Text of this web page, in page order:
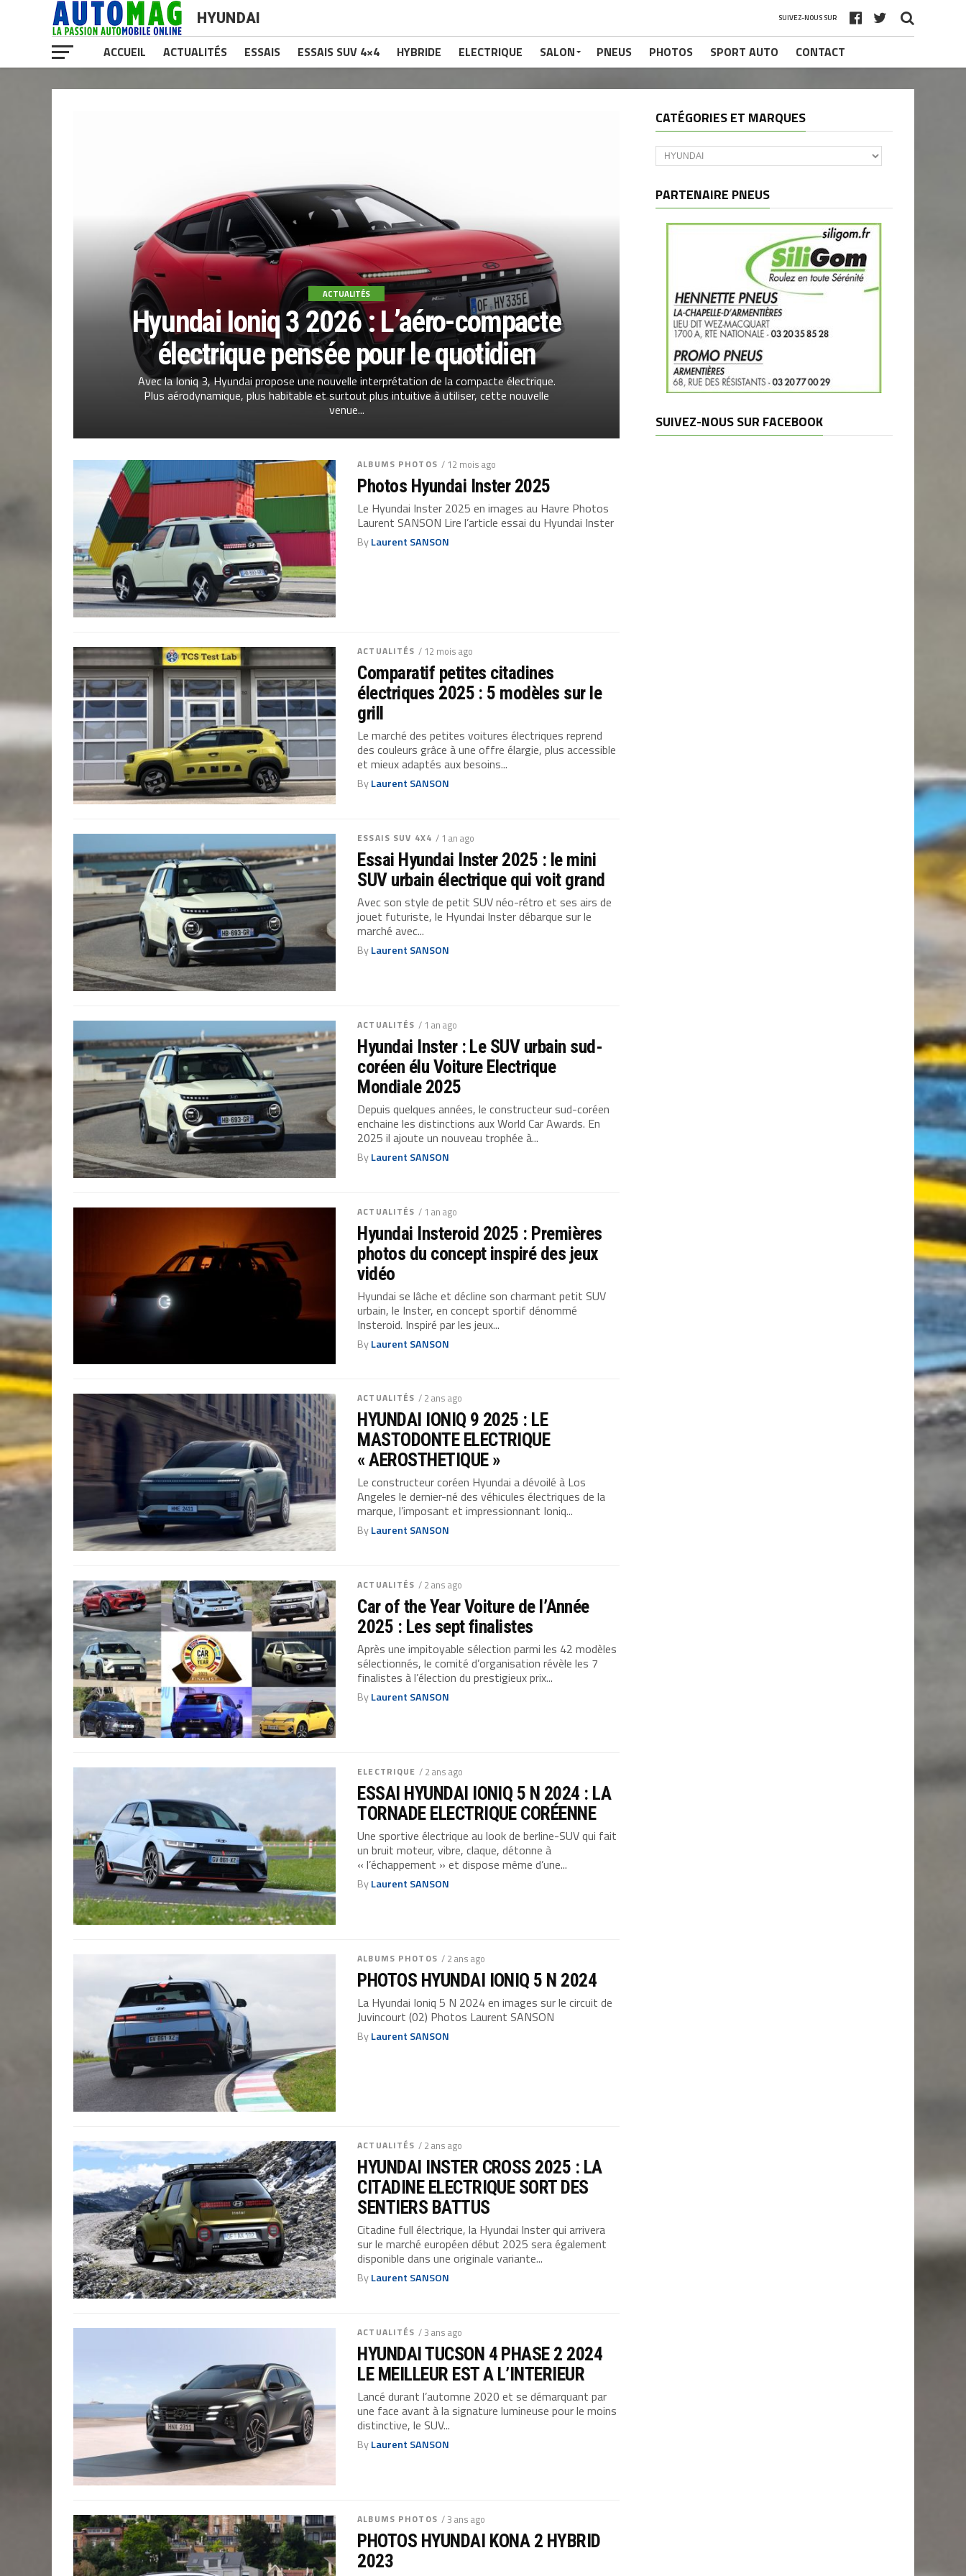
HYUNDAI SUIVEZ-NOUS SUR
ACCUEIL ACTUALITÉS ESSAIS ESSAIS SUV 4×4 HYBRIDE ELECTRIQUE SALON PNEUS PHOTOS SPORT AUTO CONTACT
ACTUALITÉS
Hyundai Ioniq 3 2026 : L’aéro-compacte
électrique pensée pour le quotidien
Avec la Ioniq 3, Hyundai propose une nouvelle interprétation de la compacte électrique.
Plus aérodynamique, plus habitable et surtout plus intuitive à utiliser, cette nouvelle
venue...
ALBUMS PHOTOS / 12 mois ago
Photos Hyundai Inster 2025
Le Hyundai Inster 2025 en images au Havre Photos
Laurent SANSON Lire l’article essai du Hyundai Inster
ByLaurent SANSON
ACTUALITÉS / 12 mois ago
Comparatif petites citadines
électriques 2025 : 5 modèles sur le
grill
Le marché des petites voitures électriques reprend
des couleurs grâce à une offre élargie, plus accessible
et mieux adaptés aux besoins...
ByLaurent SANSON
ESSAIS SUV 4X4 / 1 an ago
Essai Hyundai Inster 2025 : le mini
SUV urbain électrique qui voit grand
Avec son style de petit SUV néo-rétro et ses airs de
jouet futuriste, le Hyundai Inster débarque sur le
marché avec...
ByLaurent SANSON
ACTUALITÉS / 1 an ago
Hyundai Inster : Le SUV urbain sud-
coréen élu Voiture Electrique
Mondiale 2025
Depuis quelques années, le constructeur sud-coréen
enchaine les distinctions aux World Car Awards. En
2025 il ajoute un nouveau trophée à...
ByLaurent SANSON
ACTUALITÉS / 1 an ago
Hyundai Insteroid 2025 : Premières
photos du concept inspiré des jeux
vidéo
Hyundai se lâche et décline son charmant petit SUV
urbain, le Inster, en concept sportif dénommé
Insteroid. Inspiré par les jeux...
ByLaurent SANSON
ACTUALITÉS / 2 ans ago
HYUNDAI IONIQ 9 2025 : LE
MASTODONTE ELECTRIQUE
« AEROSTHETIQUE »
Le constructeur coréen Hyundai a dévoilé à Los
Angeles le dernier-né des véhicules électriques de la
marque, l’imposant et impressionnant Ioniq...
ByLaurent SANSON
ACTUALITÉS / 2 ans ago
Car of the Year Voiture de l’Année
2025 : Les sept finalistes
Après une impitoyable sélection parmi les 42 modèles
sélectionnés, le comité d’organisation révèle les 7
finalistes à l’élection du prestigieux prix...
ByLaurent SANSON
ELECTRIQUE / 2 ans ago
ESSAI HYUNDAI IONIQ 5 N 2024 : LA
TORNADE ELECTRIQUE CORÉENNE
Une sportive électrique au look de berline-SUV qui fait
un bruit moteur, vibre, claque, détonne à
« l’échappement » et dispose même d’une...
ByLaurent SANSON
ALBUMS PHOTOS / 2 ans ago
PHOTOS HYUNDAI IONIQ 5 N 2024
La Hyundai Ioniq 5 N 2024 en images sur le circuit de
Juvincourt (02) Photos Laurent SANSON
ByLaurent SANSON
ACTUALITÉS / 2 ans ago
HYUNDAI INSTER CROSS 2025 : LA
CITADINE ELECTRIQUE SORT DES
SENTIERS BATTUS
Citadine full électrique, la Hyundai Inster qui arrivera
sur le marché européen début 2025 sera également
disponible dans une originale variante...
ByLaurent SANSON
ACTUALITÉS / 3 ans ago
HYUNDAI TUCSON 4 PHASE 2 2024
LE MEILLEUR EST A L’INTERIEUR
Lancé durant l’automne 2020 et se démarquant par
une face avant à la signature lumineuse pour le moins
distinctive, le SUV...
ByLaurent SANSON
ALBUMS PHOTOS / 3 ans ago
PHOTOS HYUNDAI KONA 2 HYBRID
2023
CATÉGORIES ET MARQUES
Catégories
et
PARTENAIRE PNEUS
SUIVEZ-NOUS SUR FACEBOOK